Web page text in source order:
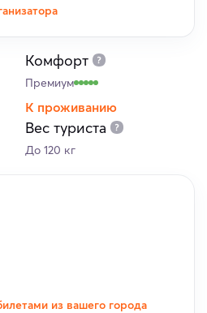
Комфорт
Премиум
К проживанию
Вес туриста
До 120 кг
из вашего города